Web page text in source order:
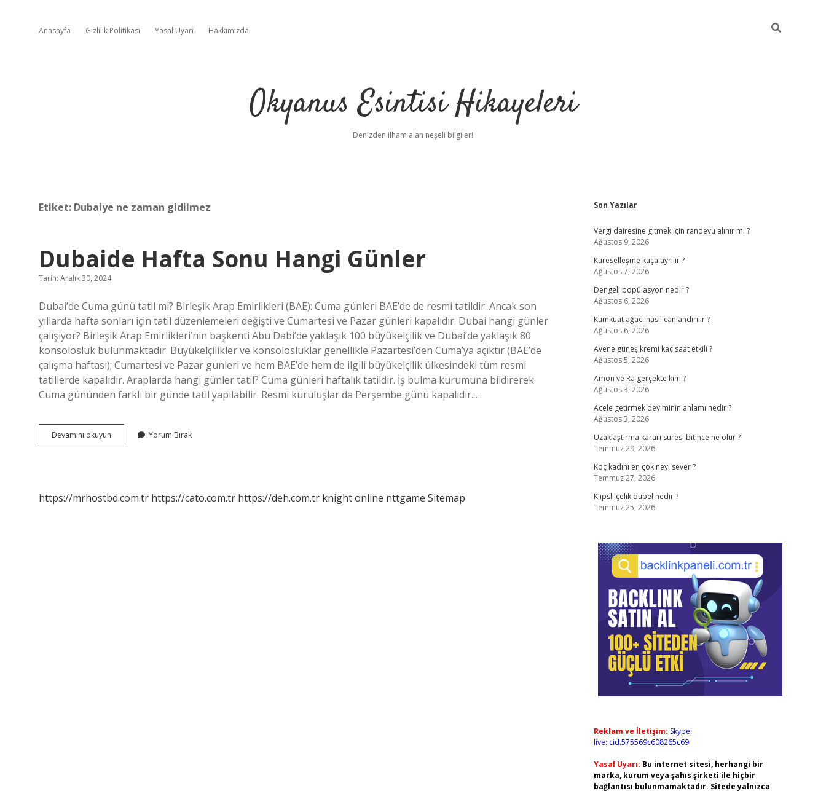
Anasayfa Gizlilik Politikası Yasal Uyarı Hakkımızda
Okyanus Esintisi Hikayeleri
Denizden ilham alan neşeli bilgiler!
Etiket: Dubaiye ne zaman gidilmez
Dubaide Hafta Sonu Hangi Günler
Tarih: Aralık 30, 2024
Dubai’de Cuma günü tatil mi? Birleşik Arap Emirlikleri (BAE): Cuma günleri BAE’de de resmi tatildir. Ancak son
yıllarda hafta sonları için tatil düzenlemeleri değişti ve Cumartesi ve Pazar günleri kapalıdır. Dubai hangi günler
çalışıyor? Birleşik Arap Emirlikleri’nin başkenti Abu Dabi’de yaklaşık 100 büyükelçilik ve Dubai’de yaklaşık 80
konsolosluk bulunmaktadır. Büyükelçilikler ve konsolosluklar genellikle Pazartesi’den Cuma’ya açıktır (BAE’de
çalışma haftası); Cumartesi ve Pazar günleri ve hem BAE’de hem de ilgili büyükelçilik ülkesindeki tüm resmi
tatillerde kapalıdır. Araplarda hangi günler tatil? Cuma günleri haftalık tatildir. İş bulma kurumuna bildirerek
Cuma gününden farklı bir günde tatil yapılabilir. Resmi kuruluşlar da Perşembe günü kapalıdır.…
Devamını okuyun Dubaide
Hafta
Yorum Bırak
https://mrhostbd.com.tr https://cato.com.tr https://deh.com.tr knight online nttgame Sitemap
Sidebar
Son Yazılar
Vergi dairesine gitmek için randevu alınır mı ?
Ağustos 9, 2026
Küreselleşme kaça ayrılır ?
Ağustos 7, 2026
Dengeli popülasyon nedir ?
Ağustos 6, 2026
Kumkuat ağacı nasıl canlandırılır ?
Ağustos 6, 2026
Avene güneş kremi kaç saat etkili ?
Ağustos 5, 2026
Amon ve Ra gerçekte kim ?
Ağustos 3, 2026
Acele getirmek deyiminin anlamı nedir ?
Ağustos 3, 2026
Uzaklaştırma kararı süresi bitince ne olur ?
Temmuz 29, 2026
Koç kadını en çok neyi sever ?
Temmuz 27, 2026
Klipsli çelik dübel nedir ?
Temmuz 25, 2026
Reklam ve İletişim: Skype:
live:.cid.575569c608265c69
Yasal Uyarı: Bu internet sitesi, herhangi bir
marka, kurum veya şahıs şirketi ile hiçbir
bağlantısı bulunmamaktadır. Sitede yalnızca